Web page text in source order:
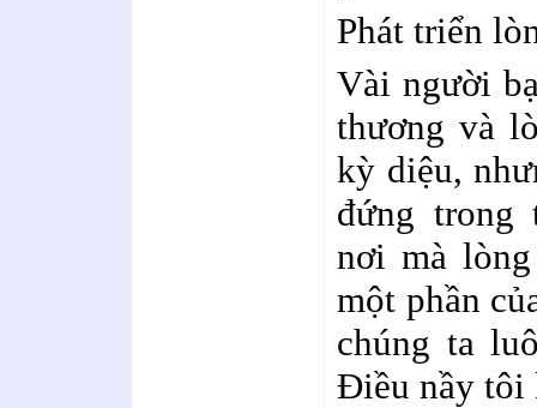
Phát triển
Vài người
thương và
kỳ diệu,
đứng trong
nơi mà
một phần
chúng ta
Điều nầy tôi